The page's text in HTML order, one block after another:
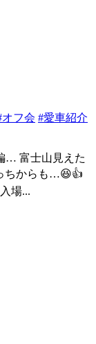
オフ会 #愛車紹介
… 富士山見えた
ちからも…😆👍
場...